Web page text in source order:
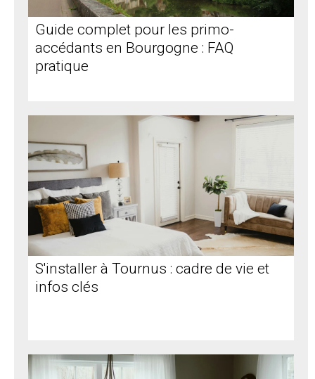
Guide complet pour les primo-
accédants en Bourgogne : FAQ
pratique
S'installer à Tournus : cadre de vie et
infos clés